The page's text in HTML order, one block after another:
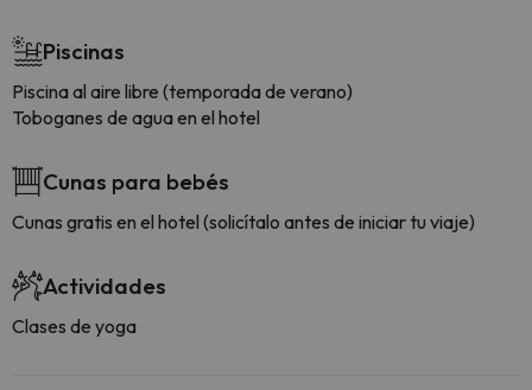
Piscinas
Piscina al aire libre (temporada de verano)
Toboganes de agua en el hotel
Cunas para bebés
Cunas gratis en el hotel (solicítalo antes de iniciar tu viaje)
Actividades
Clases de yoga